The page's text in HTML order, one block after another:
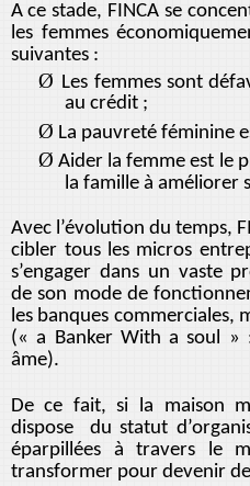
A ce stade, FINCA se
les femmes
suivantes :
Ø Les femmes sont
au crédit ;
Ø La pauvreté féminine
Ø Aider la femme est le
la famille à améliorer
Avec l’évolution du temps,
cibler tous les micros
s’engager dans un vaste
de son mode de
les banques commerciales,
(« a Banker With a soul »
âme).
De ce fait, si la maison
dispose du statut
éparpillées à travers le
transformer pour devenir